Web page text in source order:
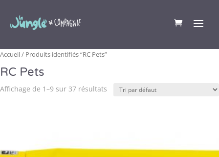
Accueil/ Produits identifiés “RC Pets”
RC Pets
Affichage de 1–9 sur 37 résultats